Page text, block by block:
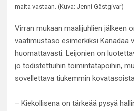
maita vastaan. (Kuva: Jenni Gästgivar)
Virran mukaan maalijuhlien jälkeen
vaatimustaso esimerkiksi Kanadaa
huomattavasti. Leijonien on
jo todistettuihin toimintatapoihin,
sovellettava tiukemmin
– Kiekollisena on tärkeää pysyä